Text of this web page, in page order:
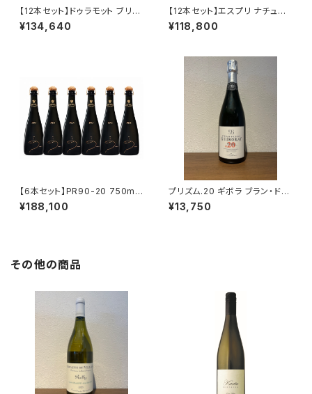
【12本セット】ドゥラモット ブリュ
ット ブラン ド ブラン NV 750ml
シャンパーニュ フランス シャル
¥134,640
【12本セット】エスプリ ナチュー
ル G NV 750ml アンリ ジロー
シャンパーニュ フランス 正規品
¥118,800
【6本セット】PR90-20 750ml
アンリ ジロー シャンパーニュ フ
ランス 正規品 箱なし 送料無料
¥188,100
プリズム.20 ギボラ ブラン・ド・
ブラン シャンパーニュ グラン・ク
リュ 750ml
¥13,750
その他の商品